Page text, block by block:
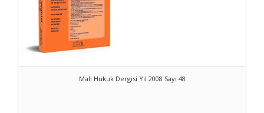
Mali Hukuk Dergisi Yıl 2008 Sayı 48